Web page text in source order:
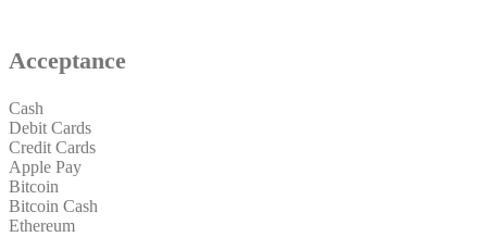
Acceptance
Cash
Debit Cards
Credit Cards
Apple Pay
Bitcoin
Bitcoin Cash
Ethereum